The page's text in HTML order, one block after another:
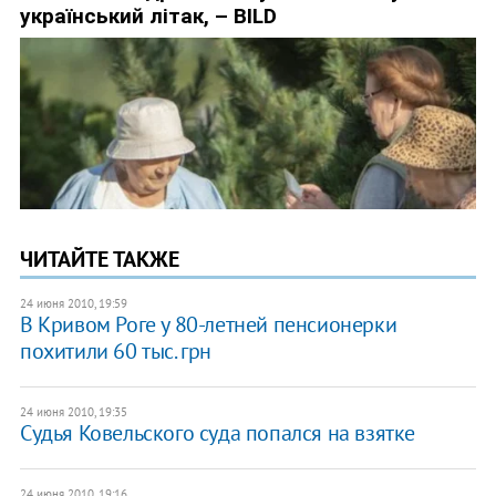
ЧИТАЙТЕ ТАКЖЕ
24 июня 2010, 19:59
В Кривом Роге у 80-летней пенсионерки
похитили 60 тыс. грн
24 июня 2010, 19:35
Судья Ковельского суда попался на взятке